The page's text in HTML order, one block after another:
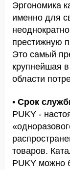
Эргономика
именно для
престижную
Это самый
крупнейшая
области
• Срок
PUKY -
товаров.
PUKY можно